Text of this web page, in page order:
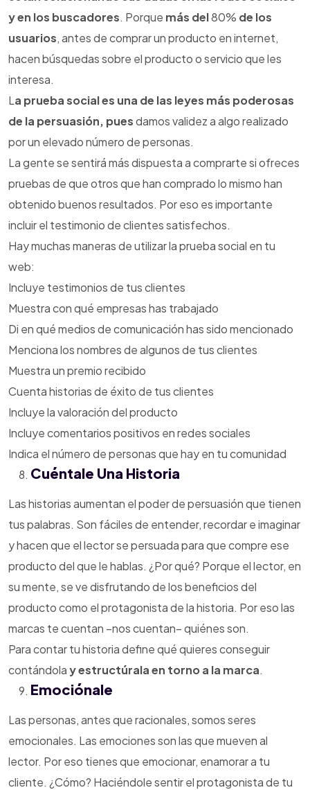
y en los buscadores. Porque más del80% de los
usuarios, antes de comprar un producto en internet,
hacen búsquedas sobre el producto o servicio que les
interesa.
La prueba social es una de las leyes más poderosas
de la persuasión, puesdamos validez a algo realizado
por un elevado número de personas.
La gente se sentirá más dispuesta a comprarte si ofreces
pruebas de que otros que han comprado lo mismo han
obtenido buenos resultados. Por eso es importante
incluir el testimonio de clientes satisfechos.
Hay muchas maneras de utilizar la prueba social en tu
web:
Incluye testimonios de tus clientes
Muestra con qué empresas has trabajado
Di en qué medios de comunicación has sido mencionado
Menciona los nombres de algunos de tus clientes
Muestra un premio recibido
Cuenta historias de éxito de tus clientes
Incluye la valoración del producto
Incluye comentarios positivos en redes sociales
Indica el número de personas que hay en tu comunidad
Cuéntale Una Historia
Las historias aumentan el poder de persuasión que tienen
tus palabras. Son fáciles de entender, recordar e imaginar
y hacen que el lector se persuada para que compre ese
producto del que le hablas. ¿Por qué? Porque el lector, en
su mente, se ve disfrutando de los beneficios del
producto como el protagonista de la historia. Por eso las
marcas te cuentan –nos cuentan– quiénes son.
Para contar tu historia define qué quieres conseguir
contándolay estructúrala en torno a la marca.
Emociónale
Las personas, antes que racionales, somos seres
emocionales. Las emociones son las que mueven al
lector. Por eso tienes que emocionar, enamorar a tu
cliente. ¿Cómo? Haciéndole sentir el protagonista de tu